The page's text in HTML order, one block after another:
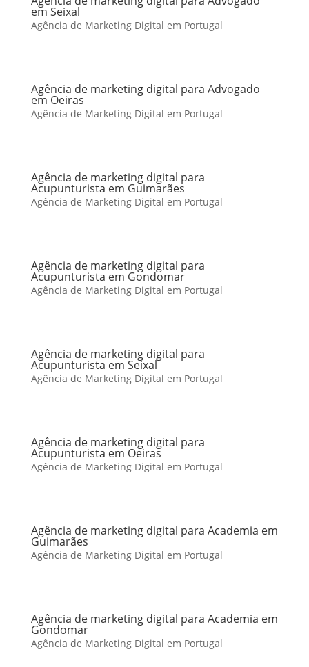
em Seixal
Agência de Marketing Digital em Portugal
Agência de marketing digital para Advogado
em Oeiras
Agência de Marketing Digital em Portugal
Agência de marketing digital para
Acupunturista em Guimarães
Agência de Marketing Digital em Portugal
Agência de marketing digital para
Acupunturista em Gondomar
Agência de Marketing Digital em Portugal
Agência de marketing digital para
Acupunturista em Seixal
Agência de Marketing Digital em Portugal
Agência de marketing digital para
Acupunturista em Oeiras
Agência de Marketing Digital em Portugal
Agência de marketing digital para Academia em
Guimarães
Agência de Marketing Digital em Portugal
Agência de marketing digital para Academia em
Gondomar
Agência de Marketing Digital em Portugal